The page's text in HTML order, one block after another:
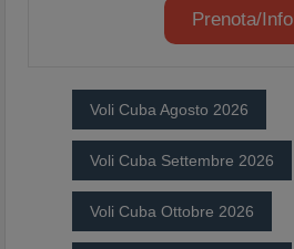
Prenota/Info
Voli Cuba Agosto 2026
Voli Cuba Settembre 2026
Voli Cuba Ottobre 2026